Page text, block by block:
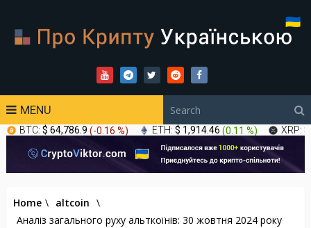
MENU
BTC: $ 64,786.9 (-0.16 %) ETH: $ 1,914.46 (0.11 %) XRP:
Home \ altcoin \
Аналіз загального руху альткоїнів: 30 жовтня 2024 року